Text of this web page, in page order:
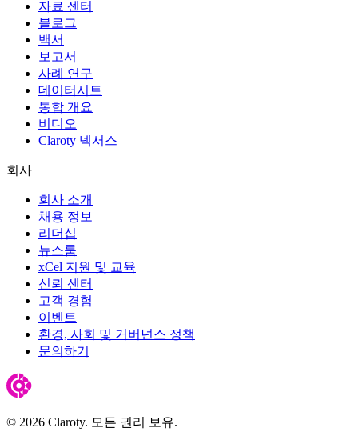
자료 센터
블로그
백서
보고서
사례 연구
데이터시트
통합 개요
비디오
Claroty 넥서스
회사
회사 소개
채용 정보
리더십
뉴스룸
xCel 지원 및 교육
신뢰 센터
고객 경험
이벤트
환경, 사회 및 거버넌스 정책
문의하기
© 2026 Claroty. 모든 권리 보유.